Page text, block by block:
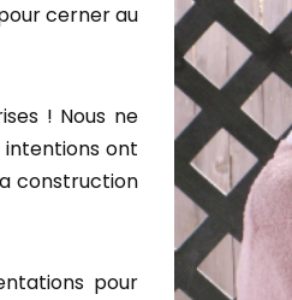
cerner au
! Nous ne
intentions ont
construction
pour